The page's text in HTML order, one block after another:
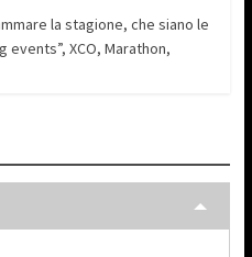
la stagione, che siano le
XCO, Marathon,